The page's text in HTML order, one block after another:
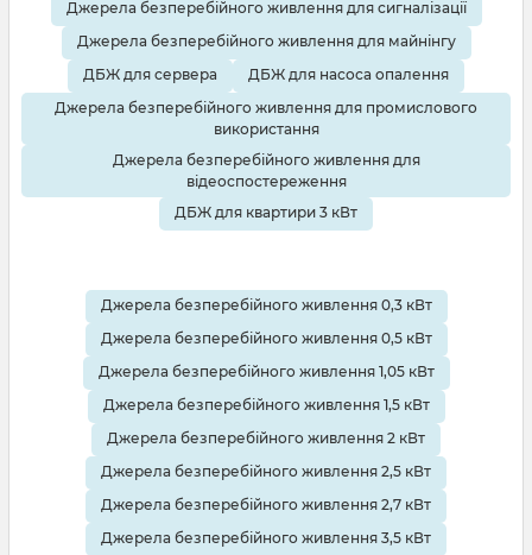
Джерела безперебійного живлення для сигналізації
Джерела безперебійного живлення для майнінгу
ДБЖ для сервера
ДБЖ для насоса опалення
Джерела безперебійного живлення для промислового
використання
Джерела безперебійного живлення для
відеоспостереження
ДБЖ для квартири 3 кВт
Джерела безперебійного живлення 0,3 кВт
Джерела безперебійного живлення 0,5 кВт
Джерела безперебійного живлення 1,05 кВт
Джерела безперебійного живлення 1,5 кВт
Джерела безперебійного живлення 2 кВт
Джерела безперебійного живлення 2,5 кВт
Джерела безперебійного живлення 2,7 кВт
Джерела безперебійного живлення 3,5 кВт